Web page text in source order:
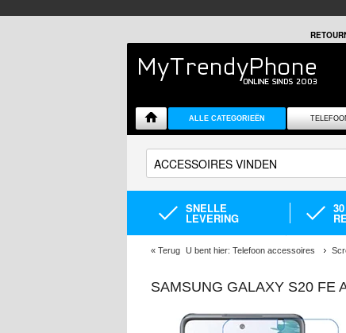
ALLE CATEGORIEËN
SNELLE
LEVERING
« Terug U bent hier: Telefoon accessoires
SAMSUNG GALAXY S20 FE